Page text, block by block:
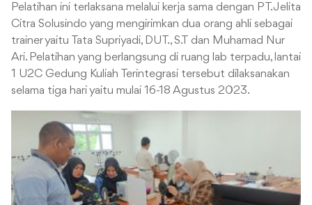
Pelatihan ini terlaksana melalui kerja sama dengan PT. Jelita
Citra Solusindo yang mengirimkan dua orang ahli sebagai
trainer yaitu Tata Supriyadi, DUT., S.T dan Muhamad Nur
Ari. Pelatihan yang berlangsung di ruang lab terpadu, lantai
1 U2C Gedung Kuliah Terintegrasi tersebut dilaksanakan
selama tiga hari yaitu mulai 16-18 Agustus 2023.